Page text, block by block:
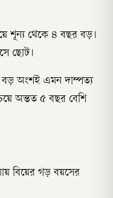
শূন্য থেকে ৪ বছর বড়।
ছোট।
বড় অংশই এমন দাম্পত্য
অন্তত ৫ বছর বেশি
বিয়ের গড় বয়সের